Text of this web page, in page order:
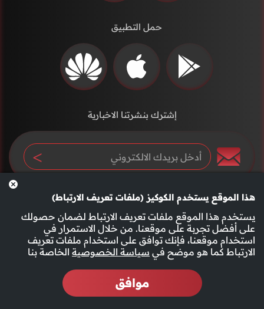
هذا الموقع يستخدم الكوكيز (ملفات تعريف الارتباط)
يستخدم هذا الموقع ملفات تعريف الارتباط لضمان حصولك
على أفضل تجربة على موقعنا. من خلال الاستمرار في
استخدام موقعنا، فإنك توافق على استخدام ملفات تعريف
الارتباط كما هو موضح في سياسة الخصوصية الخاصة بنا
موافق
حمل التطبيق
إشترك بنشرتنا الاخبارية
سياسة الخصوصية الأحكام والشروط